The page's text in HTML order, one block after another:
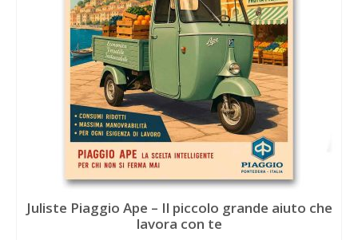
Juliste Piaggio Ape – Il piccolo grande aiuto che
lavora con te